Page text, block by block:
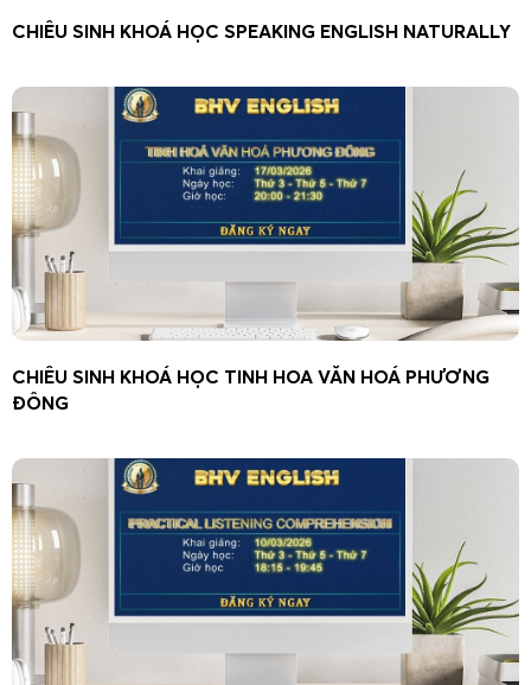
CHIÊU SINH KHOÁ HỌC SPEAKING ENGLISH NATURALLY
CHIÊU SINH KHOÁ HỌC TINH HOA VĂN HOÁ PHƯƠNG
ĐÔNG